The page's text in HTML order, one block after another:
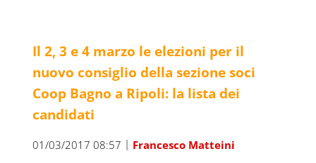
Il 2, 3 e 4 marzo le elezioni per il
nuovo consiglio della sezione soci
Coop Bagno a Ripoli: la lista dei
candidati
01/03/2017 08:57 | Francesco Matteini